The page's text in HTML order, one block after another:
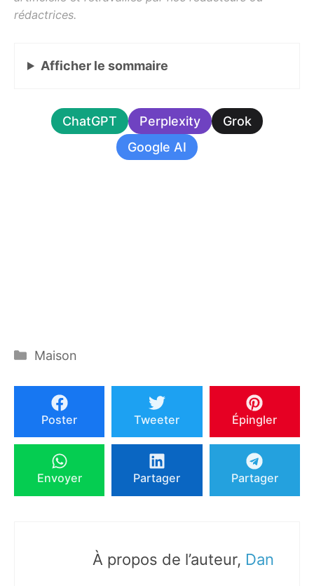
Afficher le sommaire
ChatGPT Perplexity
Grok
Google AI
Catégories
Maison
Poster Tweeter Épingler
Envoyer Partager Partager
À propos de l’auteur, Dan